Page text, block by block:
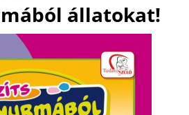
állatokat!